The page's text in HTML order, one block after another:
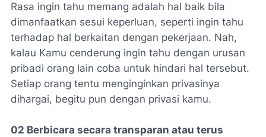
Rasa ingin tahu memang adalah hal baik bila
dimanfaatkan sesui keperluan, seperti ingin tahu
terhadap hal berkaitan dengan pekerjaan. Nah,
kalau Kamu cenderung ingin tahu dengan urusan
pribadi orang lain coba untuk hindari hal tersebut.
Setiap orang tentu menginginkan privasinya
dihargai, begitu pun dengan privasi kamu.
02 Berbicara secara transparan atau terus